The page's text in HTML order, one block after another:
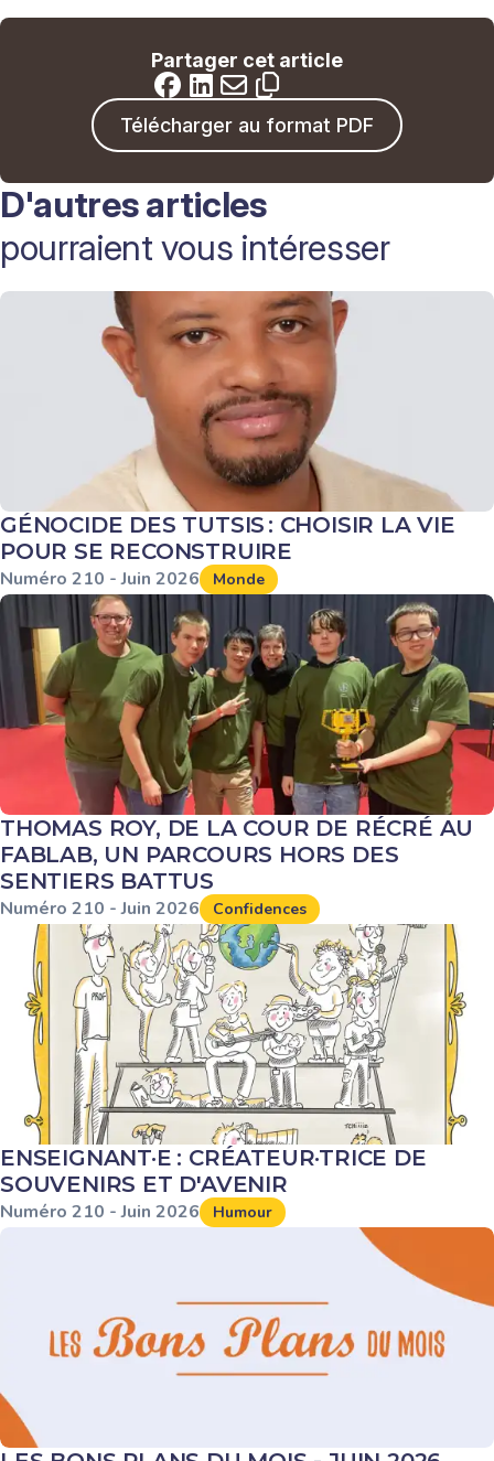
Partager cet article
Télécharger au format PDF
D'autres articles
pourraient vous intéresser
GÉNOCIDE DES TUTSIS : CHOISIR LA VIE
POUR SE RECONSTRUIRE
Numéro 210 - Juin 2026 Monde
THOMAS ROY, DE LA COUR DE RÉCRÉ AU
FABLAB, UN PARCOURS HORS DES
SENTIERS BATTUS
Numéro 210 - Juin 2026 Confidences
ENSEIGNANT·E : CRÉATEUR·TRICE DE
SOUVENIRS ET D'AVENIR
Numéro 210 - Juin 2026 Humour